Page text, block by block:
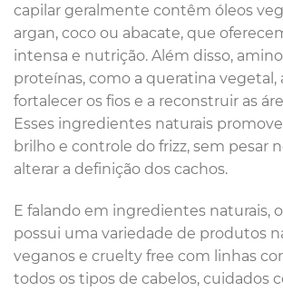
capilar geralmente contêm óleos
argan, coco ou abacate, que
intensa e nutrição. Além disso,
proteínas, como a queratina vegetal,
fortalecer os fios e a reconstruir as
Esses ingredientes naturais
brilho e controle do frizz, sem pesar
alterar a definição dos cachos.
E falando em ingredientes naturais,
possui uma variedade de produtos
veganos e cruelty free com linhas
todos os tipos de cabelos, cuidados